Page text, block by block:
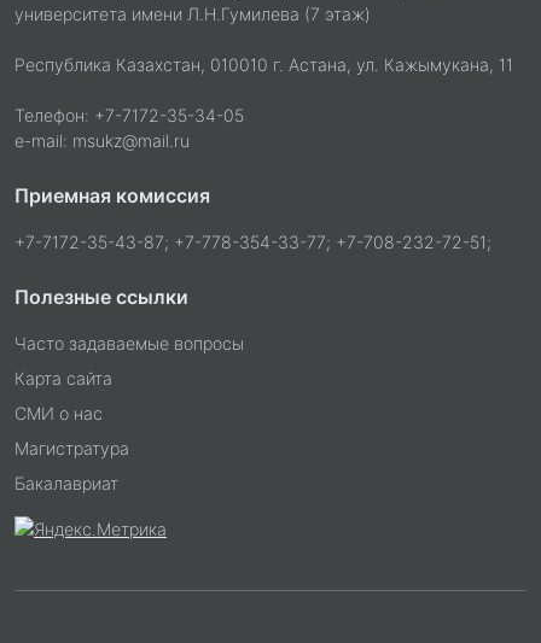
университета имени Л.Н.Гумилева (7 этаж)
Республика Казахстан, 010010 г. Астана, ул. Кажымукана, 11
Телефон: +7-7172-35-34-05
e-mail: msukz@mail.ru
Приемная комиссия
+7-7172-35-43-87; +7-778-354-33-77; +7-708-232-72-51;
Полезные ссылки
Часто задаваемые вопросы
Карта сайта
СМИ о нас
Магистратура
Бакалавриат